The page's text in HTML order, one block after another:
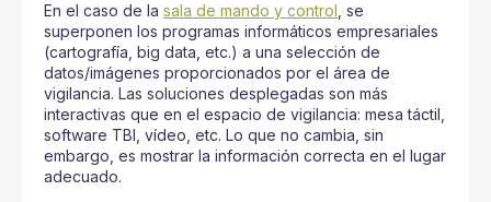
En el caso de la sala de mando y control, se
superponen los programas informáticos empresariales
(cartografía, big data, etc.) a una selección de
datos/imágenes proporcionados por el área de
vigilancia. Las soluciones desplegadas son más
interactivas que en el espacio de vigilancia: mesa táctil,
software TBI, vídeo, etc. Lo que no cambia, sin
embargo, es mostrar la información correcta en el lugar
adecuado.